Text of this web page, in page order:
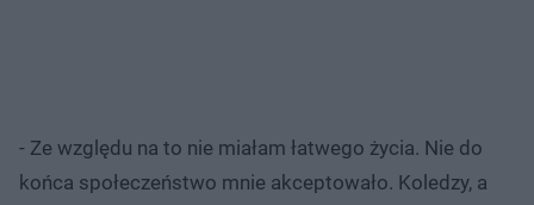
- Ze względu na to nie miałam łatwego życia. Nie do
końca społeczeństwo mnie akceptowało. Koledzy, a